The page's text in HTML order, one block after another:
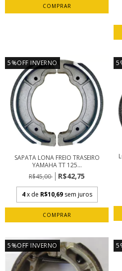
5%OFF INVERNO
SAPATA LONA FREIO TRASEIRO
YAMAHA TT 125...
R$45,00
R$42,75
4 x de R$10,69 sem juros
5%OFF INVERNO